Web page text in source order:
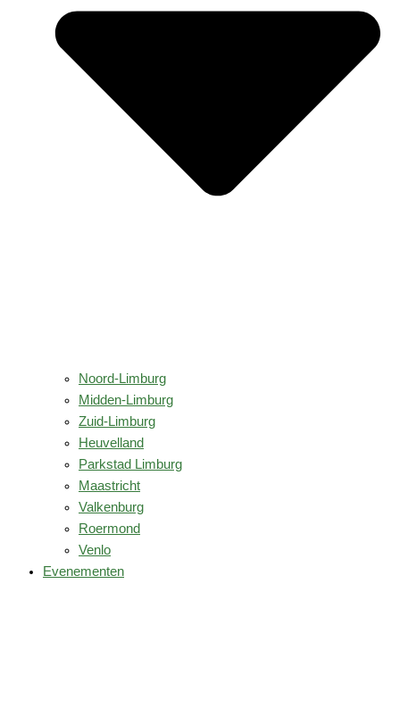
Noord-Limburg
Midden-Limburg
Zuid-Limburg
Heuvelland
Parkstad Limburg
Maastricht
Valkenburg
Roermond
Venlo
Evenementen